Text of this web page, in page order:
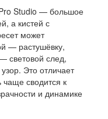
Studio — большое
а кистей с
может
— растушёвку,
световой след,
Это отличает
чаще сводится к
и динамике